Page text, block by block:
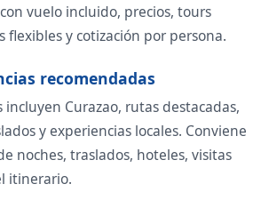
vuelo incluido, precios, tours
flexibles y cotización por persona.
recomendadas
incluyen Curazao, rutas destacadas,
y experiencias locales. Conviene
noches, traslados, hoteles, visitas
itinerario.